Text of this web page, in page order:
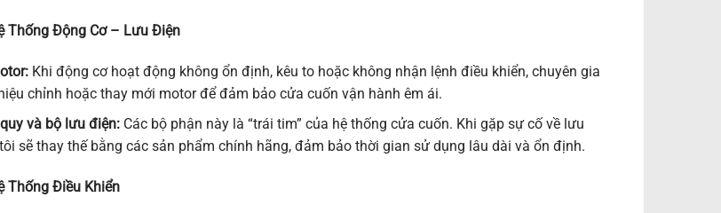
Thống Động Cơ – Lưu Điện
Khi động cơ hoạt động không ổn định, kêu to hoặc không nhận lệnh điều khiển, chuyên gia
chỉnh hoặc thay mới motor để đảm bảo cửa cuốn vận hành êm ái.
và bộ lưu điện: Các bộ phận này là “trái tim” của hệ thống cửa cuốn. Khi gặp sự cố về lưu
sẽ thay thế bằng các sản phẩm chính hãng, đảm bảo thời gian sử dụng lâu dài và ổn định.
Thống Điều Khiển